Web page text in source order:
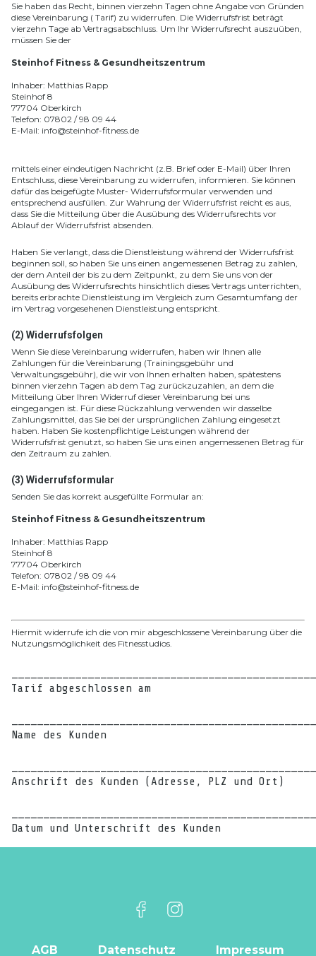
Sie haben das Recht, binnen vierzehn Tagen ohne Angabe von Gründen
diese Vereinbarung ( Tarif) zu widerrufen. Die Widerrufsfrist beträgt
vierzehn Tage ab Vertragsabschluss. Um Ihr Widerrufsrecht auszuüben,
müssen Sie der
Steinhof Fitness & Gesundheitszentrum
Inhaber: Matthias Rapp
Steinhof 8
77704 Oberkirch
Telefon: 07802 / 98 09 44
E-Mail: info@steinhof-fitness.de
mittels einer eindeutigen Nachricht (z.B. Brief oder E-Mail) über Ihren
Entschluss, diese Vereinbarung zu widerrufen, informieren. Sie können
dafür das beigefügte Muster- Widerrufsformular verwenden und
entsprechend ausfüllen. Zur Wahrung der Widerrufsfrist reicht es aus,
dass Sie die Mitteilung über die Ausübung des Widerrufsrechts vor
Ablauf der Widerrufsfrist absenden.
Haben Sie verlangt, dass die Dienstleistung während der Widerrufsfrist
beginnen soll, so haben Sie uns einen angemessenen Betrag zu zahlen,
der dem Anteil der bis zu dem Zeitpunkt, zu dem Sie uns von der
Ausübung des Widerrufsrechts hinsichtlich dieses Vertrags unterrichten,
bereits erbrachte Dienstleistung im Vergleich zum Gesamtumfang der
im Vertrag vorgesehenen Dienstleistung entspricht.
(2) Widerrufsfolgen
Wenn Sie diese Vereinbarung widerrufen, haben wir Ihnen alle
Zahlungen für die Vereinbarung (Trainingsgebühr und
Verwaltungsgebühr), die wir von Ihnen erhalten haben, spätestens
binnen vierzehn Tagen ab dem Tag zurückzuzahlen, an dem die
Mitteilung über Ihren Widerruf dieser Vereinbarung bei uns
eingegangen ist. Für diese Rückzahlung verwenden wir dasselbe
Zahlungsmittel, das Sie bei der ursprünglichen Zahlung eingesetzt
haben. Haben Sie kostenpflichtige Leistungen während der
Widerrufsfrist genutzt, so haben Sie uns einen angemessenen Betrag für
den Zeitraum zu zahlen.
(3) Widerrufsformular
Senden Sie das korrekt ausgefüllte Formular an:
Steinhof Fitness & Gesundheitszentrum
Inhaber: Matthias Rapp
Steinhof 8
77704 Oberkirch
Telefon: 07802 / 98 09 44
E-Mail: info@steinhof-fitness.de
Hiermit widerrufe ich die von mir abgeschlossene Vereinbarung über die
Nutzungsmöglichkeit des Fitnesstudios.
Tarif abgeschlossen am
Name des Kunden
Anschrift des Kunden (Adresse, PLZ und Ort)
AGB Datenschutz Impressum